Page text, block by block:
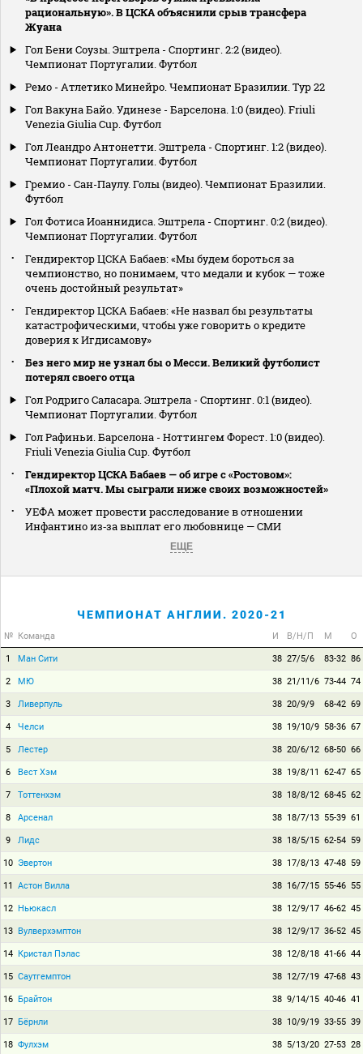
рациональную». В ЦСКА объяснили срыв трансфера
Жуана
Гол Бени Соузы. Эштрела - Спортинг. 2:2 (видео).
Чемпионат Португалии. Футбол
Ремо - Атлетико Минейро. Чемпионат Бразилии. Тур 22
Гол Вакуна Байо. Удинезе - Барселона. 1:0 (видео). Friuli
Venezia Giulia Cup. Футбол
Гол Леандро Антонетти. Эштрела - Спортинг. 1:2 (видео).
Чемпионат Португалии. Футбол
Гремио - Сан-Паулу. Голы (видео). Чемпионат Бразилии.
Футбол
Гол Фотиса Иоаннидиса. Эштрела - Спортинг. 0:2 (видео).
Чемпионат Португалии. Футбол
Гендиректор ЦСКА Бабаев: «Мы будем бороться за
чемпионство, но понимаем, что медали и кубок — тоже
очень достойный результат»
Гендиректор ЦСКА Бабаев: «Не назвал бы результаты
катастрофическими, чтобы уже говорить о кредите
доверия к Игдисамову»
Без него мир не узнал бы о Месси. Великий футболист
потерял своего отца
Гол Родриго Саласара. Эштрела - Спортинг. 0:1 (видео).
Чемпионат Португалии. Футбол
Гол Рафиньи. Барселона - Ноттингем Форест. 1:0 (видео).
Friuli Venezia Giulia Cup. Футбол
Гендиректор ЦСКА Бабаев — об игре с «Ростовом»:
«Плохой матч. Мы сыграли ниже своих возможностей»
УЕФА может провести расследование в отношении
Инфантино из‑за выплат его любовнице — СМИ
ЕЩЕ
ЧЕМПИОНАТ АНГЛИИ. 2020-21
№ Команда И В/Н/П М О
1 Ман Сити 38 27/5/6 83-32 86
2 МЮ 38 21/11/6 73-44 74
3 Ливерпуль 38 20/9/9 68-42 69
4 Челси 38 19/10/9 58-36 67
5 Лестер 38 20/6/12 68-50 66
6 Вест Хэм 38 19/8/11 62-47 65
7 Тоттенхэм 38 18/8/12 68-45 62
8 Арсенал 38 18/7/13 55-39 61
9 Лидс 38 18/5/15 62-54 59
10 Эвертон 38 17/8/13 47-48 59
11 Астон Вилла 38 16/7/15 55-46 55
12 Ньюкасл 38 12/9/17 46-62 45
13 Вулверхэмптон 38 12/9/17 36-52 45
14 Кристал Пэлас 38 12/8/18 41-66 44
15 Саутгемптон 38 12/7/19 47-68 43
16 Брайтон 38 9/14/15 40-46 41
17 Бёрнли 38 10/9/19 33-55 39
18 Фулхэм 38 5/13/20 27-53 28